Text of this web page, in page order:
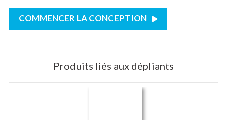
COMMENCER LA CONCEPTION
Produits liés aux dépliants